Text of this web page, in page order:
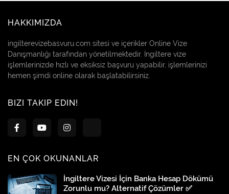
HAKKIMIZDA
ingilterevizebasvuru.com sitesi ve içerikler Online Vize
Danışmanlığı tarafından yönetilmektedir. İngiltere vize
işlemlerinizde hızlı ve eksiksiz başvuru yapabilir, işlemlerinizi
hemen şimdi online olarak başlatabilirsiniz.
BIZI TAKIP EDIN!
EN ÇOK OKUNANLAR
İngiltere Vizesi İçin Banka Hesap Dökümü
Zorunlu mu? Alternatif Çözümler ✅